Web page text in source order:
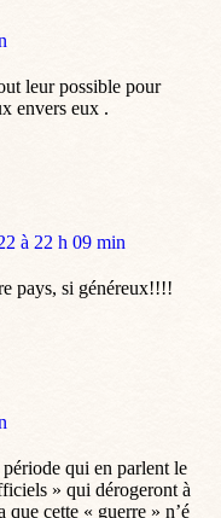
leur possible pour
envers eux .
à 22 h 09 min
pays, si généreux!!!!
qui en parlent le
» qui dérogeront à
cette « guerre » n’é